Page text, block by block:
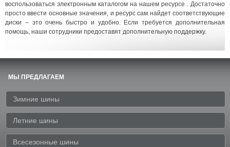
воспользоваться электронным каталогом на нашем ресурсе . Достаточно
просто ввести основные значения, и ресурс сам найдет соответствующие
диски – это очень быстро и удобно. Если требуется дополнительная
помощь, наши сотрудники предоставят дополнительную поддержку.
МЫ ПРЕДЛАГАЕМ
Зимние шины
Летние шины
Всесезонные шины